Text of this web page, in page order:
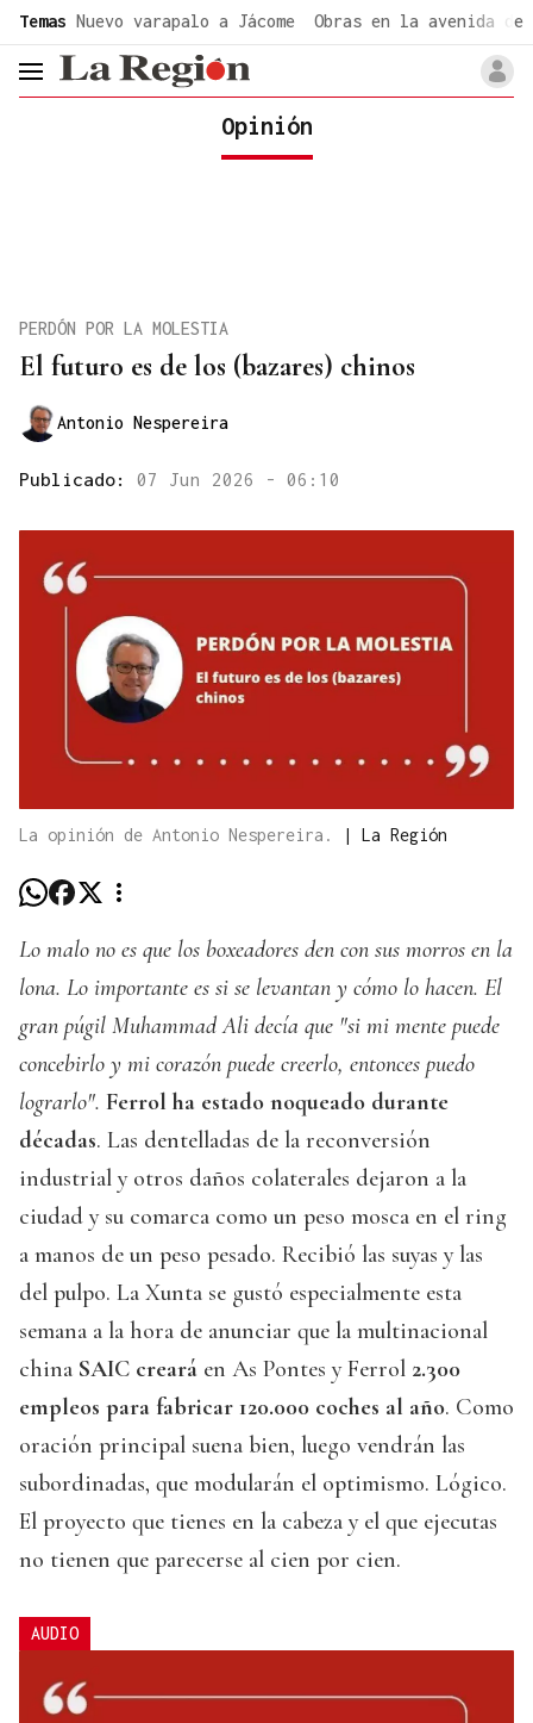
Temas Nuevo varapalo a Jácome Obras en la avenida de
header.menu.open
Opinión
El futuro es de los (bazares) chinos
PERDÓN POR LA MOLESTIA
Antonio Nespereira
Publicado: 07 Jun 2026 - 06:10
La opinión de Antonio Nespereira. | La Región
Lo malo no es que los boxeadores den con sus morros en la
lona. Lo importante es si se levantan y cómo lo hacen. El
gran púgil Muhammad Ali decía que "si mi mente puede
concebirlo y mi corazón puede creerlo, entonces puedo
lograrlo". Ferrol ha estado noqueado durante
décadas. Las dentelladas de la reconversión
industrial y otros daños colaterales dejaron a la
ciudad y su comarca como un peso mosca en el ring
a manos de un peso pesado. Recibió las suyas y las
del pulpo. La Xunta se gustó especialmente esta
semana a la hora de anunciar que la multinacional
china SAIC creará en As Pontes y Ferrol 2.300
empleos para fabricar 120.000 coches al año. Como
oración principal suena bien, luego vendrán las
subordinadas, que modularán el optimismo. Lógico.
El proyecto que tienes en la cabeza y el que ejecutas
no tienen que parecerse al cien por cien.
AUDIO